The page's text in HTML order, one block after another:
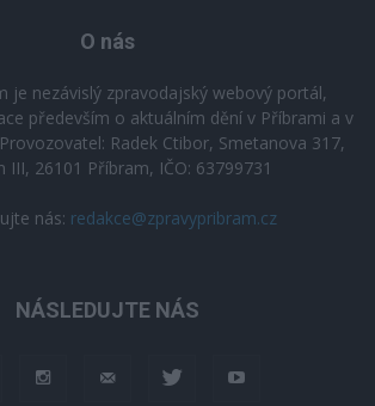
O nás
je nezávislý zpravodajský webový portál,
především o aktuálním dění v Příbrami a v
Radek Ctibor, Smetanova 317,
III, 26101 Příbram, IČO: 63799731
nás: redakce@zpravypribram.cz
NÁSLEDUJTE NÁS